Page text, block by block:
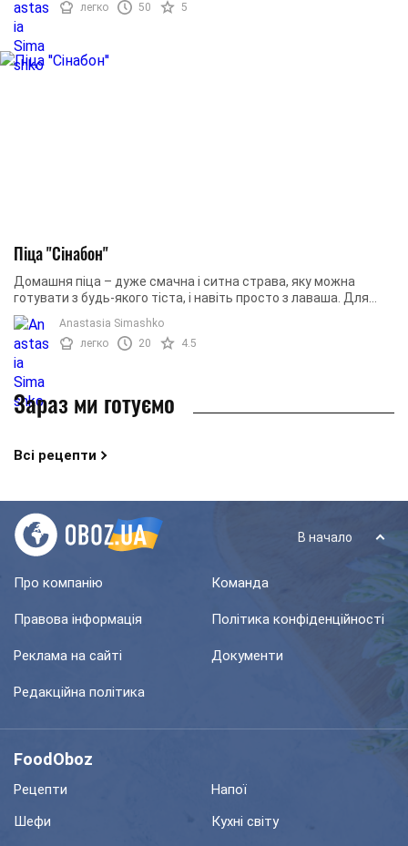
легко
50 5
Піца "Сінабон"
Домашня піца – дуже смачна і ситна страва, яку можна
готувати з будь-якого тіста, і навіть просто з лаваша. Для
начинки можна використовувати ...
Anastasia Simashko
легко
20 4.5
Зараз ми готуємо
Всі рецепти
В начало
Про компанію Команда
Правова інформація Політика конфіденційності
Реклама на сайті Документи
Редакційна політика
FoodOboz
Рецепти
Напої
Шефи
Кухні світу